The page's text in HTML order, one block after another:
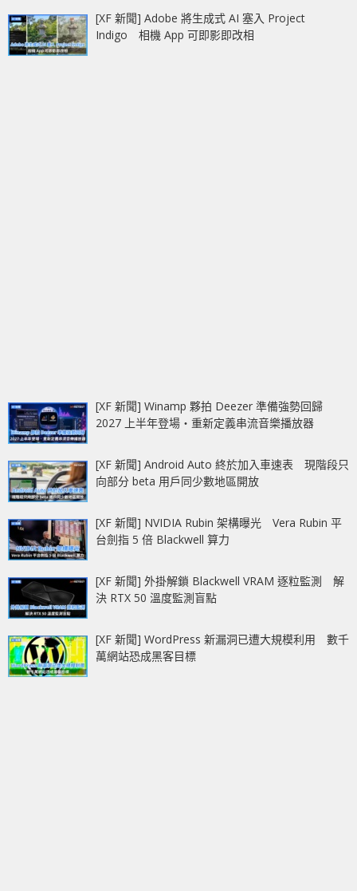
[XF 新聞] Adobe 將生成式 AI 塞入 Project
Indigo 相機 App 可即影即改相
[XF 新聞] Winamp 夥拍 Deezer 準備強勢回歸
2027 上半年登場‧重新定義串流音樂播放器
[XF 新聞] Android Auto 終於加入車速表 現階段只
向部分 beta 用戶同少數地區開放
[XF 新聞] NVIDIA Rubin 架構曝光 Vera Rubin 平
台劍指 5 倍 Blackwell 算力
[XF 新聞] 外掛解鎖 Blackwell VRAM 逐粒監測 解
決 RTX 50 溫度監測盲點
[XF 新聞] WordPress 新漏洞已遭大規模利用 數千
萬網站恐成黑客目標